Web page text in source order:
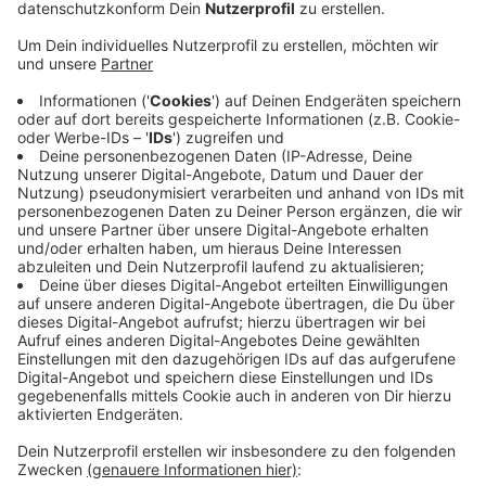
Angeblicher Absender eine Firma Humedica
Anzeige
Bei mehreren Firmen im Kammerbezirk seien
Rechnungen für angebliche Test-Bestellungen
eingegangen. Als Absender war die Firma Humedical,
Alpha-Ribs aus Grabau angegeben. Die
Handwerkskammer rät betroffenen Unternehmen,
Rechnungen und Mahnungen für Corona-Schnelltests
genau zu prüfen und gegebenenfalls die Polizei zu
informieren.
Anzeige